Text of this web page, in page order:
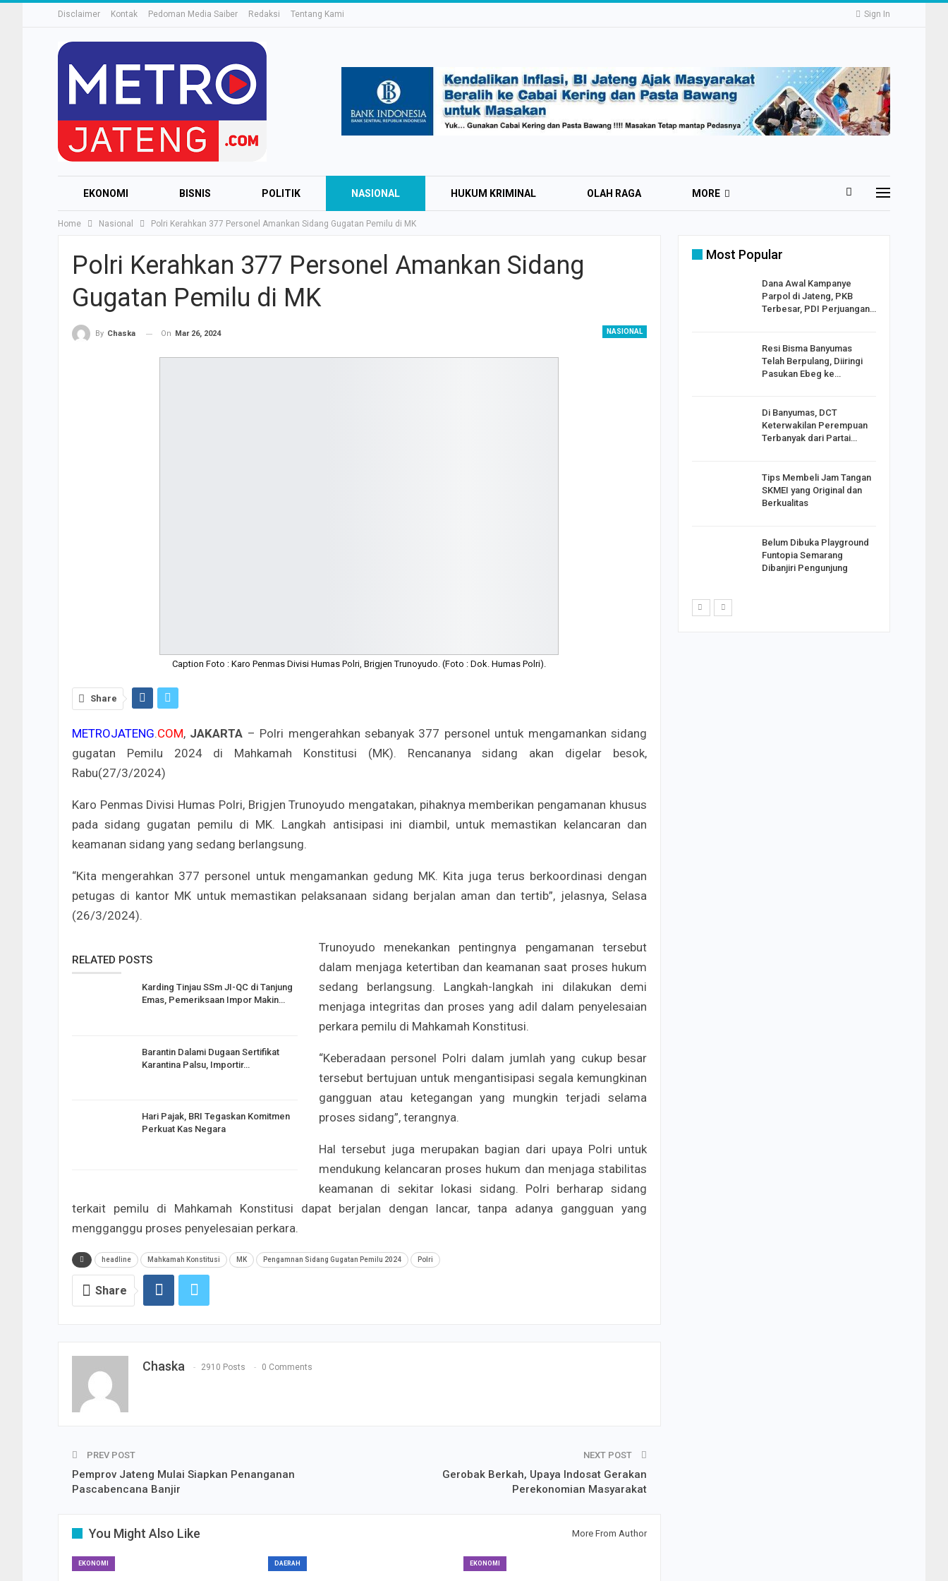
Sign In
Disclaimer Kontak Pedoman Media Saiber Redaksi Tentang Kami
EKONOMI BISNIS POLITIK NASIONAL HUKUM KRIMINAL OLAH RAGA MORE
Home Nasional Polri Kerahkan 377 Personel Amankan Sidang Gugatan Pemilu di MK
Polri Kerahkan 377 Personel Amankan Sidang
Gugatan Pemilu di MK
NASIONAL
By Chaska On Mar 26, 2024
Caption Foto : Karo Penmas Divisi Humas Polri, Brigjen Trunoyudo. (Foto : Dok. Humas Polri).
Share
METROJATENG.COM, JAKARTA – Polri mengerahkan sebanyak 377 personel untuk mengamankan sidang
gugatan Pemilu 2024 di Mahkamah Konstitusi (MK). Rencananya sidang akan digelar besok,
Rabu(27/3/2024)
Karo Penmas Divisi Humas Polri, Brigjen Trunoyudo mengatakan, pihaknya memberikan pengamanan khusus
pada sidang gugatan pemilu di MK. Langkah antisipasi ini diambil, untuk memastikan kelancaran dan
keamanan sidang yang sedang berlangsung.
“Kita mengerahkan 377 personel untuk mengamankan gedung MK. Kita juga terus berkoordinasi dengan
petugas di kantor MK untuk memastikan pelaksanaan sidang berjalan aman dan tertib”, jelasnya, Selasa
(26/3/2024).
RELATED POSTS
Karding Tinjau SSm JI-QC di Tanjung
Emas, Pemeriksaan Impor Makin…
Barantin Dalami Dugaan Sertifikat
Karantina Palsu, Importir…
Hari Pajak, BRI Tegaskan Komitmen
Perkuat Kas Negara
Trunoyudo menekankan pentingnya pengamanan tersebut
dalam menjaga ketertiban dan keamanan saat proses hukum
sedang berlangsung. Langkah-langkah ini dilakukan demi
menjaga integritas dan proses yang adil dalam penyelesaian
perkara pemilu di Mahkamah Konstitusi.
“Keberadaan personel Polri dalam jumlah yang cukup besar
tersebut bertujuan untuk mengantisipasi segala kemungkinan
gangguan atau ketegangan yang mungkin terjadi selama
proses sidang”, terangnya.
Hal tersebut juga merupakan bagian dari upaya Polri untuk
mendukung kelancaran proses hukum dan menjaga stabilitas
keamanan di sekitar lokasi sidang. Polri berharap sidang
terkait pemilu di Mahkamah Konstitusi dapat berjalan dengan lancar, tanpa adanya gangguan yang
mengganggu proses penyelesaian perkara.
headline Mahkamah Konstitusi MK Pengamnan Sidang Gugatan Pemilu 2024 Polri
Share
Chaska 2910 Posts 0 Comments
PREV POST
Pemprov Jateng Mulai Siapkan Penanganan
Pascabencana Banjir
NEXT POST
Gerobak Berkah, Upaya Indosat Gerakan
Perekonomian Masyarakat
You Might Also Like More From Author
EKONOMI DAERAH EKONOMI
Most Popular
Dana Awal Kampanye
Parpol di Jateng, PKB
Terbesar, PDI Perjuangan…
Resi Bisma Banyumas
Telah Berpulang, Diiringi
Pasukan Ebeg ke…
Di Banyumas, DCT
Keterwakilan Perempuan
Terbanyak dari Partai…
Tips Membeli Jam Tangan
SKMEI yang Original dan
Berkualitas
Belum Dibuka Playground
Funtopia Semarang
Dibanjiri Pengunjung